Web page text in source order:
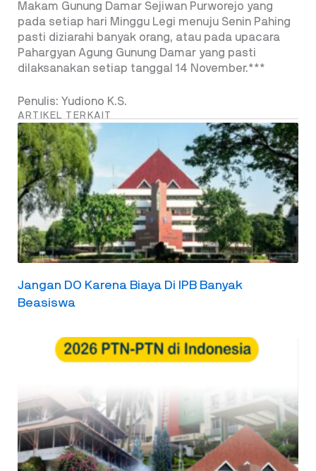
Makam Gunung Damar Sejiwan Purworejo yang
pada setiap hari Minggu Legi menuju Senin Pahing
pasti diziarahi banyak orang, atau pada upacara
Pahargyan Agung Gunung Damar yang pasti
dilaksanakan setiap tanggal 14 November.***
Penulis: Yudiono K.S.
ARTIKEL TERKAIT
Jangan DO Karena Biaya Di IPB Banyak
Beasiswa